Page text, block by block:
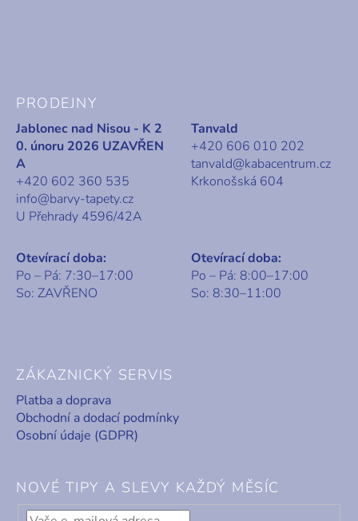
PRODEJNY
Jablonec nad Nisou - K 2
0. únoru 2026 UZAVŘEN
A
+420 602 360 535
info@barvy-tapety.cz
U Přehrady 4596/42A
Tanvald
+420 606 010 202
tanvald@kabacentrum.cz
Krkonošská 604
Otevírací doba:
Po – Pá: 7:30–17:00
So: ZAVŘENO
Otevírací doba:
Po – Pá: 8:00–17:00
So: 8:30–11:00
ZÁKAZNICKÝ SERVIS
Platba a doprava
Obchodní a dodací podmínky
Osobní údaje (GDPR)
NOVÉ TIPY A SLEVY KAŽDÝ MĚSÍC